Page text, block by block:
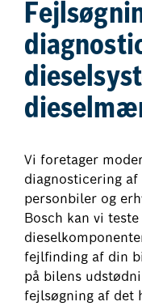
Vi foretager
diagnosticering
personbiler og
Bosch kan vi
fejlfinding af din
på bilens
fejlsøgning af det